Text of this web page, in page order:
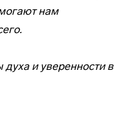
нам
и уверенности в